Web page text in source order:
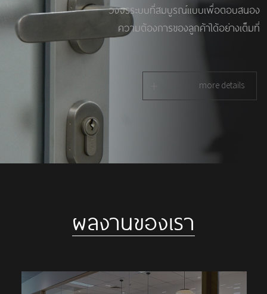
วงจรระบบที่สมบูรณ์แบบเพื่อตอบสนอง
ความต้องการของลูกค้าได้อย่างเต็มที่
more details
ผลงานของเรา